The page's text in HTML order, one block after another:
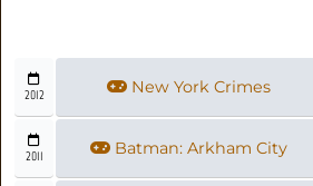
2012 New York Crimes
2011 Batman: Arkham City